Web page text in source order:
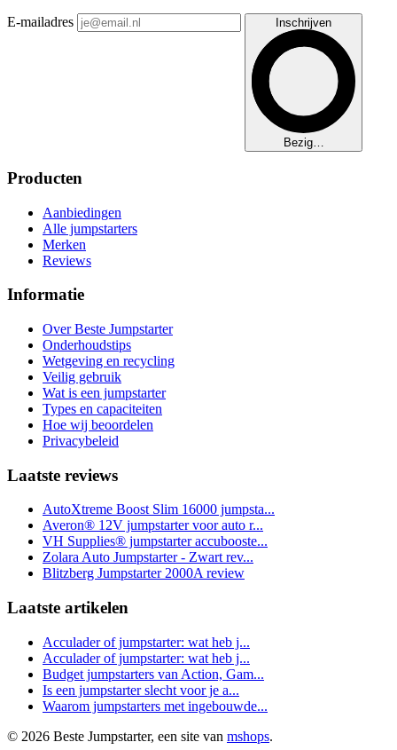
E-mailadres Inschrijven
Bezig…
Producten
Aanbiedingen
Alle jumpstarters
Merken
Reviews
Informatie
Over Beste Jumpstarter
Onderhoudstips
Wetgeving en recycling
Veilig gebruik
Wat is een jumpstarter
Types en capaciteiten
Hoe wij beoordelen
Privacybeleid
Laatste reviews
AutoXtreme Boost Slim 16000 jumpsta...
Averon® 12V jumpstarter voor auto r...
VH Supplies® jumpstarter accubooste...
Zolara Auto Jumpstarter - Zwart rev...
Blitzberg Jumpstarter 2000A review
Laatste artikelen
Acculader of jumpstarter: wat heb j...
Acculader of jumpstarter: wat heb j...
Budget jumpstarters van Action, Gam...
Is een jumpstarter slecht voor je a...
Waarom jumpstarters met ingebouwde...
© 2026 Beste Jumpstarter, een site van mshops.